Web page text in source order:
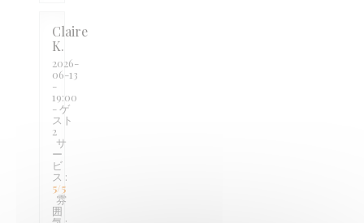
Claire
K
2026-
06-13
-
19:00
- ゲ
スト
2
サ
ー
ビ
ス :
5/5
雰
囲